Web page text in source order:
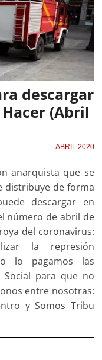
descargar
(Abril
ABRIL 2020
anarquista que se
distribuye de forma
descargar en
número de abril de
del coronavirus:
la represión
lo pagamos las
Social para que no
entre nosotras:
y Somos Tribu